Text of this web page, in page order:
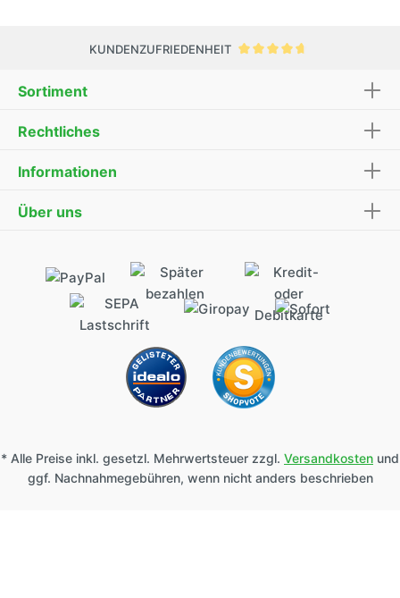
KUNDENZUFRIEDENHEIT
Sortiment
Rechtliches
Informationen
Über uns
* Alle Preise inkl. gesetzl. Mehrwertsteuer zzgl. Versandkosten und
ggf. Nachnahmegebühren, wenn nicht anders beschrieben